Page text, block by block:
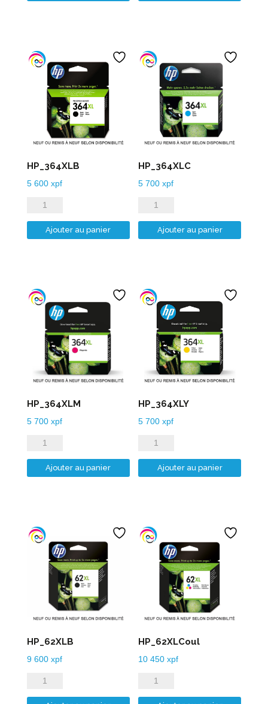
HP_364XLB
5 600 xpf
quantité
de
HP_364XLB
Ajouter au panier
HP_364XLC
5 700xpf
quantité
de
HP_364XLC
Ajouter au panier
HP_364XLM
5 700 xpf
quantité
de
HP_364XLM
Ajouter au panier
HP_364XLY
5 700xpf
quantité
de
HP_364XLY
Ajouter au panier
HP_62XLB
9 600 xpf
quantité
de
HP_62XLCoul
10 450xpf
quantité
de